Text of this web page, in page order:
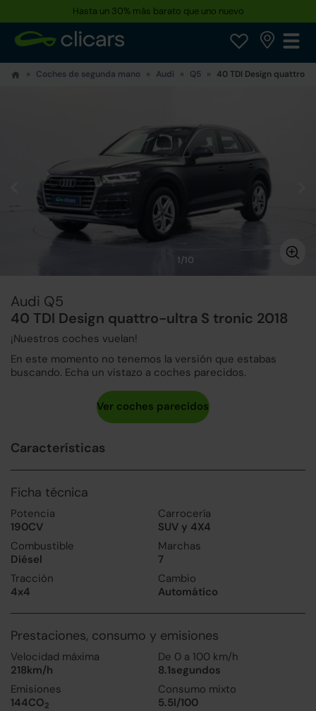
Hasta un 30% más barato que uno nuevo
Coches de segunda mano Audi Q5 40 TDI Design quattro-
1/10
Audi Q5
40 TDI Design quattro-ultra S tronic 2018
¡Nuestros coches vuelan!
En este momento no tenemos la versión que estabas
buscando. Echa un vistazo a coches parecidos.
Características
Ficha técnica
Potencia
190CV
Carrocería
SUV y 4X4
Combustible
Diésel
Marchas
7
Tracción
4x4
Cambio
Automático
Prestaciones, consumo y emisiones
Velocidad máxima
218km/h
De 0 a 100 km/h
8.1segundos
Emisiones
144CO2
Consumo mixto
5.5l/100